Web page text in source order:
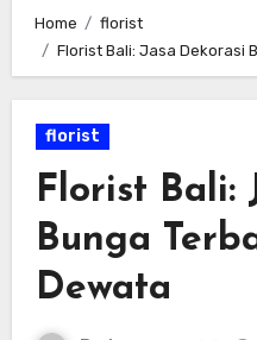
Home
florist
Florist Bali: Jasa Dekorasi
florist
Florist Bali:
Bunga
Dewata